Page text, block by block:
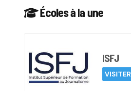
Écoles à la une
ISFJ
VISITER